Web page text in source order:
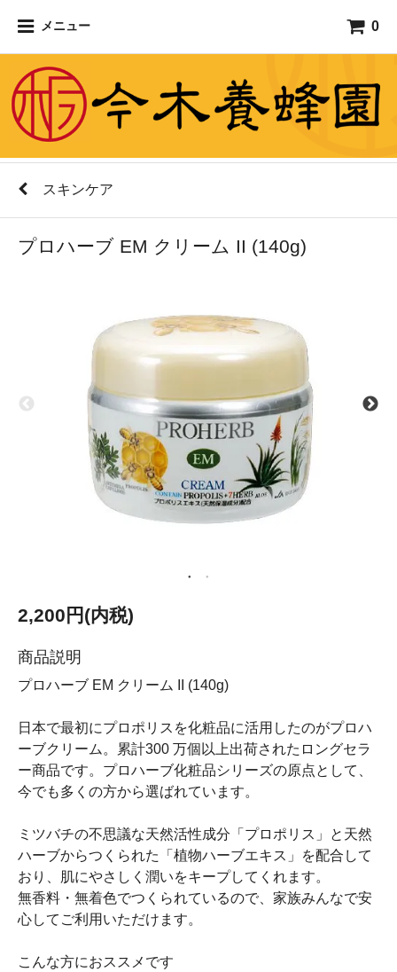
メニュー 0
スキンケア
プロハーブ EM クリーム II (140g)
2,200円(内税)
商品説明
プロハーブ EM クリーム II (140g)
日本で最初にプロポリスを化粧品に活用したのがプロハ
ーブクリーム。累計300 万個以上出荷されたロングセラ
ー商品です。プロハーブ化粧品シリーズの原点として、
今でも多くの方から選ばれています。
ミツバチの不思議な天然活性成分「プロポリス」と天然
ハーブからつくられた「植物ハーブエキス」を配合して
おり、肌にやさしく潤いをキープしてくれます。
無香料・無着色でつくられているので、家族みんなで安
心してご利用いただけます。
こんな方におススメです